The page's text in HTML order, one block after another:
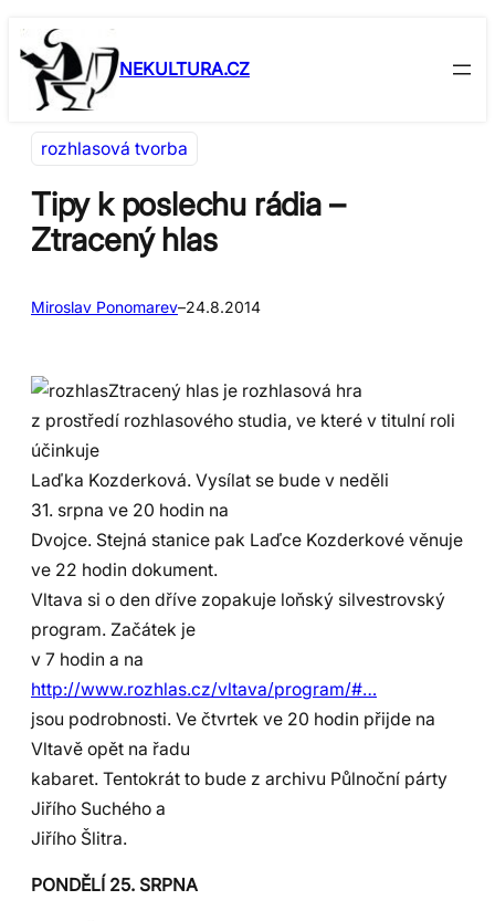
Přeskočit
na
obsah
Skip
to
content
NEKULTURA.CZ
rozhlasová tvorba
Tipy k poslechu rádia –
Ztracený hlas
Miroslav Ponomarev–24.8.2014
Ztracený hlas je rozhlasová hra
z prostředí rozhlasového studia, ve které v titulní roli
účinkuje
Laďka Kozderková. Vysílat se bude v neděli
31. srpna ve 20 hodin na
Dvojce. Stejná stanice pak Laďce Kozderkové věnuje
ve 22 hodin dokument.
Vltava si o den dříve zopakuje loňský silvestrovský
program. Začátek je
v 7 hodin a na
http://www.rozhlas.cz/vltava/program/#…
jsou podrobnosti. Ve čtvrtek ve 20 hodin přijde na
Vltavě opět na řadu
kabaret. Tentokrát to bude z archivu Půlnoční párty
Jiřího Suchého a
Jiřího Šlitra.
PONDĚLÍ 25. SRPNA